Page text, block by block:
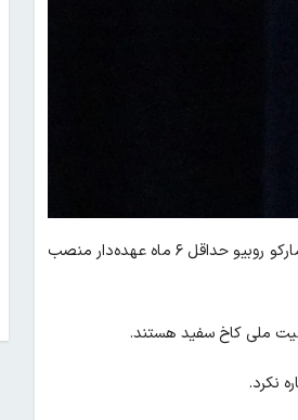
؛ طبق خبر اختصاصی وبگاه آمریکایی «پالتیکو»، وزیر خارجه این کشور مارکو روبیو حداقل ۶ ماه عهده‌دار منصب
ملی کاخ سفید هستند.
نکرد.